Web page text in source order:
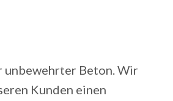
unbewehrter Beton. Wir
Kunden einen